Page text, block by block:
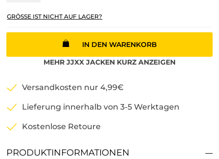
GRÖSSE IST NICHT AUF LAGER?
IN DEN WARENKORB
MEHR JJXX JACKEN KURZ ANZEIGEN
Versandkosten nur 4,99€
Lieferung innerhalb von 3-5 Werktagen
Kostenlose Retoure
PRODUKTINFORMATIONEN